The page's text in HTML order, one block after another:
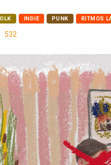
INDIE PUNK RITMOS
532